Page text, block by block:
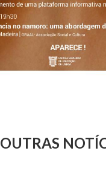
OUTRAS